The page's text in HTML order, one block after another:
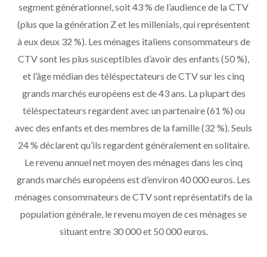
segment générationnel, soit 43 % de l’audience de la CTV
(plus que la génération Z et les millenials, qui représentent
à eux deux 32 %). Les ménages italiens consommateurs de
CTV sont les plus susceptibles d’avoir des enfants (50 %),
et l’âge médian des téléspectateurs de CTV sur les cinq
grands marchés européens est de 43 ans. La plupart des
téléspectateurs regardent avec un partenaire (61 %) ou
avec des enfants et des membres de la famille (32 %). Seuls
24 % déclarent qu’ils regardent généralement en solitaire.
Le revenu annuel net moyen des ménages dans les cinq
grands marchés européens est d’environ 40 000 euros. Les
ménages consommateurs de CTV sont représentatifs de la
population générale, le revenu moyen de ces ménages se
situant entre 30 000 et 50 000 euros.